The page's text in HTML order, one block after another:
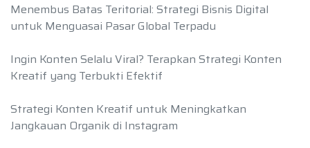
Menembus Batas Teritorial: Strategi Bisnis Digital
untuk Menguasai Pasar Global Terpadu
Ingin Konten Selalu Viral? Terapkan Strategi Konten
Kreatif yang Terbukti Efektif
Strategi Konten Kreatif untuk Meningkatkan
Jangkauan Organik di Instagram